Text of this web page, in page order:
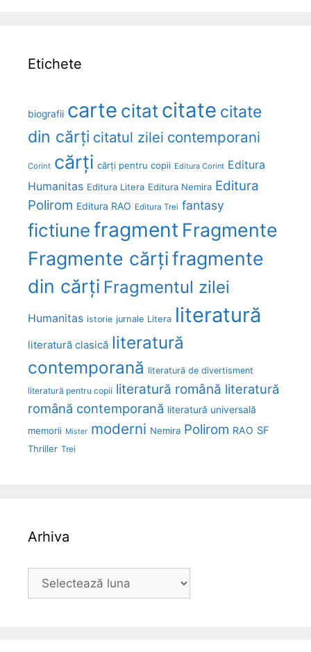
Etichete
biografii carte citatcitate citate
din cărți citatul zilei contemporani
Corint cărți cărți pentru copii Editura Corint Editura
Humanitas Editura Litera Editura Nemira Editura
Polirom Editura RAO Editura Trei fantasy
fictiunefragment Fragmente
Fragmente cărțifragmente
din cărți Fragmentul zilei
Humanitas istorie jurnale Litera literatură
literatură clasică literatură
contemporană literatură de divertisment
literatură pentru copii literatură română literatură
română contemporană literatură universală
memorii Mister moderni Nemira Polirom RAO SF
Thriller Trei
Arhiva
Arhiva